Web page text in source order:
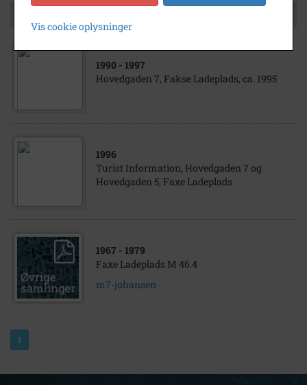
1990 - 1997
Hovedgaden 7, Fakse Ladeplads, ca. 1995
1996
Turist Information, Hovedgaden 7 og
Hovedgaden 5, Faxe Ladeplads
1967 - 1979
Faxe Ladeplads M 46.4
m7-johansen
1
Vis cookie oplysninger